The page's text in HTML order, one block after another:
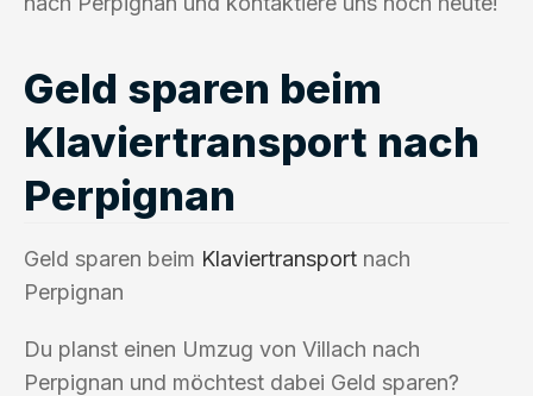
Geld sparen beim
Klaviertransport nach
Perpignan
Geld sparen beim Klaviertransport nach
Perpignan
Du planst einen Umzug von Villach nach
Perpignan und möchtest dabei Geld sparen?